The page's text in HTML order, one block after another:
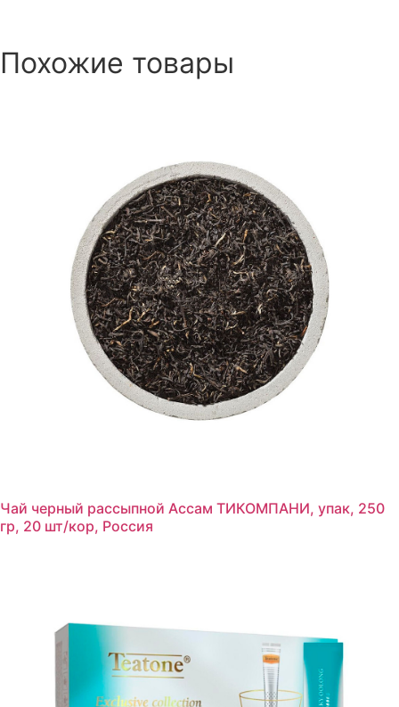
Похожие товары
Чай черный рассыпной Ассам ТИКОМПАНИ, упак, 250
гр, 20 шт/кор, Россия